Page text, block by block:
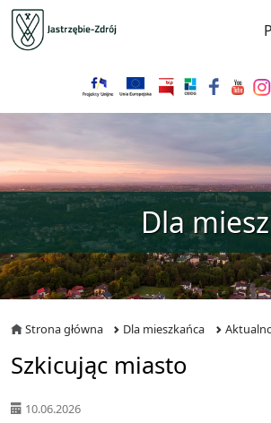
Przejdź do menu głównego
Przejdź do treści
Dla
Strona główna Dla mieszkańca
Szkicując miasto
10.06.2026